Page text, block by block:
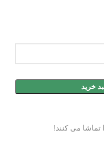
خرید
تماشا می کنند!